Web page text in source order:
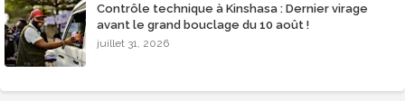
Contrôle technique à Kinshasa : Dernier virage
avant le grand bouclage du 10 août !
juillet 31, 2026